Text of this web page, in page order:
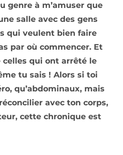
genre à m’amuser que
salle avec des gens
qui veulent bien faire
par où commencer. Et
celles qui ont arrêté le
tu sais ! Alors si toi
qu’abdominaux, mais
avec ton corps,
cette chronique est